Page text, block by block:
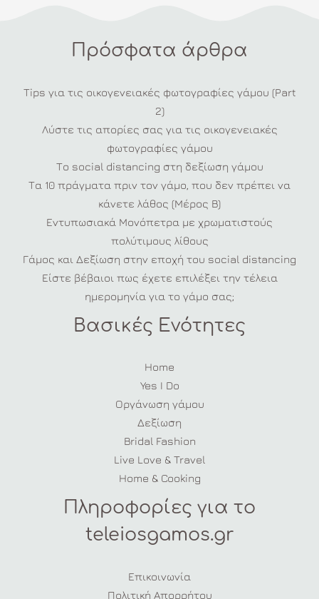
Πρόσφατα άρθρα
Tips για τις οικογενειακές φωτογραφίες γάμου (Part
2)
Λύστε τις απορίες σας για τις οικογενειακές
φωτογραφίες γάμου
Το social distancing στη δεξίωση γάμου
Τα 10 πράγματα πριν τον γάμο, που δεν πρέπει να
κάνετε λάθος (Μέρος Β)
Εντυπωσιακά Μονόπετρα με χρωματιστούς
πολύτιμους λίθους
Γάμος και Δεξίωση στην εποχή του social distancing
Είστε βέβαιοι πως έχετε επιλέξει την τέλεια
ημερομηνία για το γάμο σας;
Βασικές Ενότητες
Home
Yes I Do
Οργάνωση γάμου
Δεξίωση
Bridal Fashion
Live Love & Travel
Home & Cooking
Πληροφορίες για το
teleiosgamos.gr
Επικοινωνία
Πολιτική Απορρήτου